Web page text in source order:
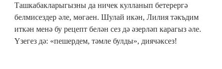
Ташкабакларыгызны да ничек кулланып бетерергә
белмисездер әле, мөгаен. Шулай икән, Лилия тәкъдим
иткән менә бу рецепт белән сез дә әзерләп карагыз әле.
Үзегез дә: «пешердем, тәмле булды», диячәксез!